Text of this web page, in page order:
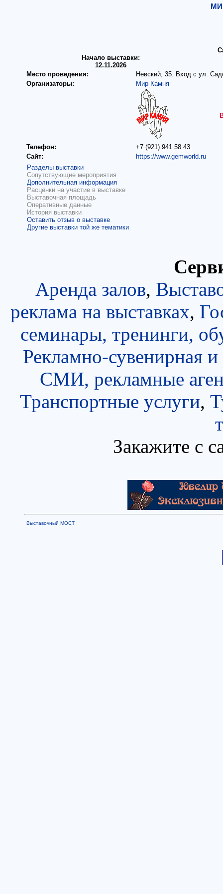
Начало выставки:
12.11.2026
Место проведения:
Невский, 35. Вход с ул.
Организаторы:
Мир Камня
Телефон:
+7 (921) 941 58 43
Сайт:
https://www.gemworld.ru
Разделы выставки
Сопутствующие мероприятия
Дополнительная информация
Расценки на участие в выставке
Выставочная площадь
Оперативные данные
История выставки
Оставить отзыв о выставке
Другие выставки той же тематики
Аренда залов,
реклама на выставках,
семинары, тренинги,
Рекламно-сувенирная
СМИ, рекламные
Транспортные услуги,
Закажите с
Выставочный МОСТ